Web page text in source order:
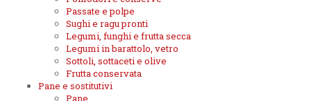
Passate e polpe
Sughi e ragu pronti
Legumi, funghi e frutta secca
Legumi in barattolo, vetro
Sottoli, sottaceti e olive
Frutta conservata
Pane e sostitutivi
Pane